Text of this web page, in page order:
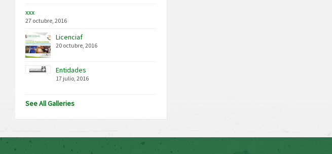
xxx
27 octubre, 2016
Licenciaf
20 octubre, 2016
Entidades
17 julio, 2016
See All Galleries